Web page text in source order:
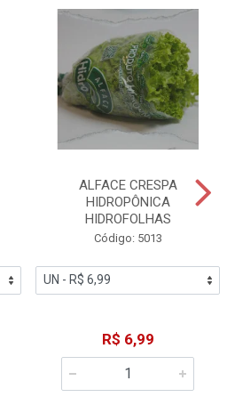
ALFACE CRESPA
HIDROPÔNICA
HIDROFOLHAS
Código: 5013
R$ 6,99